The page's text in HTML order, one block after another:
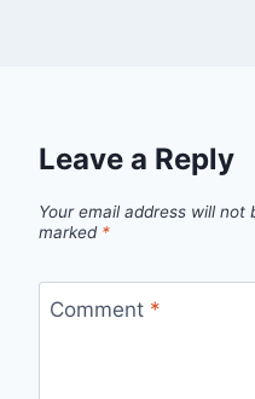
Leave a Reply
Your email address will not
marked *
Comment *